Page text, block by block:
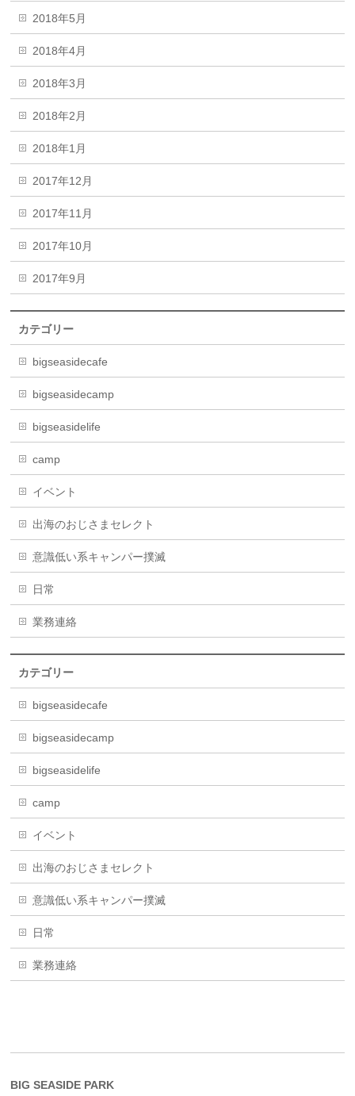
2018年5月
2018年4月
2018年3月
2018年2月
2018年1月
2017年12月
2017年11月
2017年10月
2017年9月
カテゴリー
bigseasidecafe
bigseasidecamp
bigseasidelife
camp
イベント
出海のおじさまセレクト
意識低い系キャンパー撲滅
日常
業務連絡
カテゴリー
bigseasidecafe
bigseasidecamp
bigseasidelife
camp
イベント
出海のおじさまセレクト
意識低い系キャンパー撲滅
日常
業務連絡
BIG SEASIDE PARK